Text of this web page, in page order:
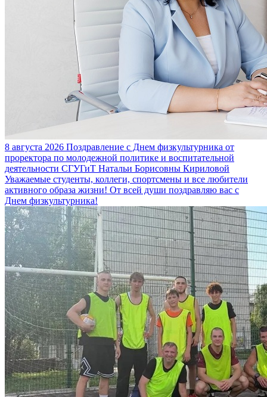
8 августа 2026 Поздравление с Днем физкультурника от
проректора по молодежной политике и воспитательной
деятельности СГУГиТ Натальи Борисовны Кириловой
Уважаемые студенты, коллеги, спортсмены и все любители
активного образа жизни! От всей души поздравляю вас с
Днем физкультурника!